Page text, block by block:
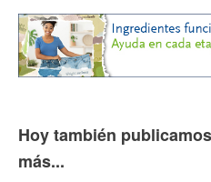
Hoy también
más...